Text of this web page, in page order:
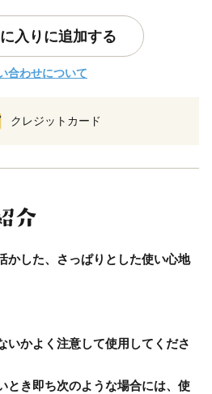
入りに追加する
合わせについて
クレジットカード
かした、さっぱりとした使い心地
かよく注意して使用してくださ
とき即ち次のような場合には、使